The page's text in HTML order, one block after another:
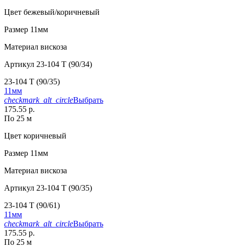
Цвет бежевый/коричневый
Размер 11мм
Материал вискоза
Артикул 23-104 T (90/34)
23-104 T (90/35)
11мм
checkmark_alt_circleВыбрать
175.55 р.
По 25 м
Цвет коричневый
Размер 11мм
Материал вискоза
Артикул 23-104 T (90/35)
23-104 T (90/61)
11мм
checkmark_alt_circleВыбрать
175.55 р.
По 25 м